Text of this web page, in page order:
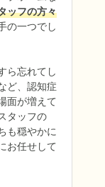
ッフの方々
の一つでし
ら忘れてし
ど、認知症
面が増えて
タッフの
も穏やかに
お任せして